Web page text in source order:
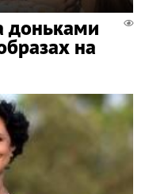
доньками
на